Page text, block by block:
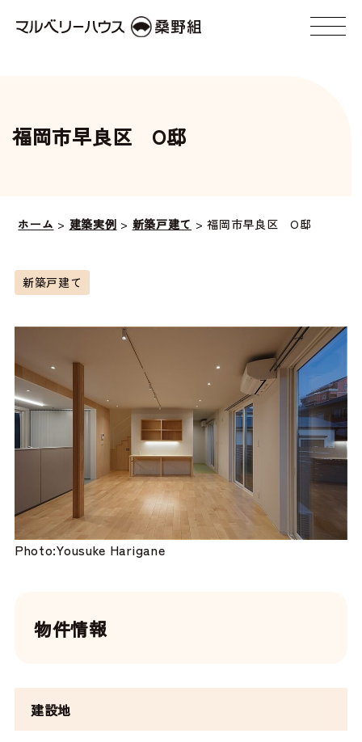
福岡市早良区 O邸
ホーム > 建築実例 > 新築戸建て >福岡市早良区 O邸
新築戸建て
Photo:Yousuke Harigane
物件情報
建設地